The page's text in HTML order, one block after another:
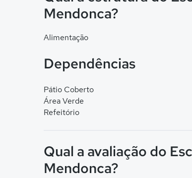
Mendonca?
Alimentação
Dependências
Pátio Coberto
Área Verde
Refeitório
Qual a avaliação do
Mendonca?